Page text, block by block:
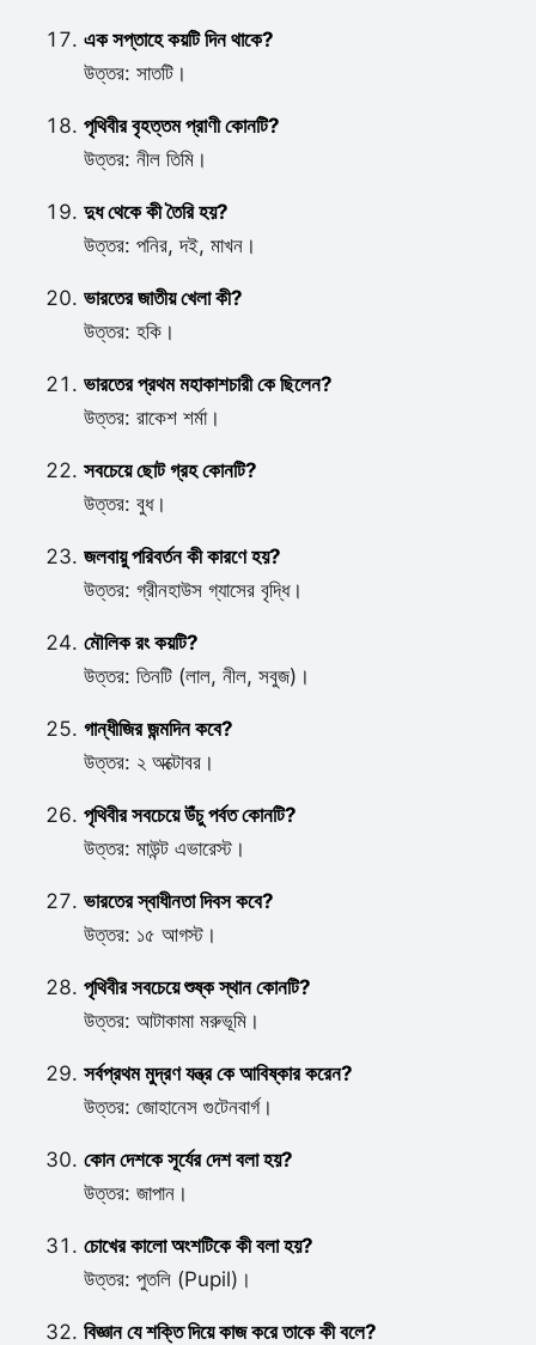
এক সপ্তাহে কয়টি দিন থাকে?
উত্তর: সাতটি।
পৃথিবীর বৃহত্তম প্রাণী কোনটি?
উত্তর: নীল তিমি।
দুধ থেকে কী তৈরি হয়?
উত্তর: পনির, দই, মাখন।
ভারতের জাতীয় খেলা কী?
উত্তর: হকি।
ভারতের প্রথম মহাকাশচারী কে ছিলেন?
উত্তর: রাকেশ শর্মা।
সবচেয়ে ছোট গ্রহ কোনটি?
উত্তর: বুধ।
জলবায়ু পরিবর্তন কী কারণে হয়?
উত্তর: গ্রীনহাউস গ্যাসের বৃদ্ধি।
মৌলিক রং কয়টি?
উত্তর: তিনটি (লাল, নীল, সবুজ)।
গান্ধীজির জন্মদিন কবে?
উত্তর: ২ অক্টোবর।
পৃথিবীর সবচেয়ে উঁচু পর্বত কোনটি?
উত্তর: মাউন্ট এভারেস্ট।
ভারতের স্বাধীনতা দিবস কবে?
উত্তর: ১৫ আগস্ট।
পৃথিবীর সবচেয়ে শুষ্ক স্থান কোনটি?
উত্তর: আটাকামা মরুভূমি।
সর্বপ্রথম মুদ্রণ যন্ত্র কে আবিষ্কার করেন?
উত্তর: জোহানেস গুটেনবার্গ।
কোন দেশকে সূর্যের দেশ বলা হয়?
উত্তর: জাপান।
চোখের কালো অংশটিকে কী বলা হয়?
উত্তর: পুতলি (Pupil)।
বিজ্ঞান যে শক্তি দিয়ে কাজ করে তাকে কী বলে?